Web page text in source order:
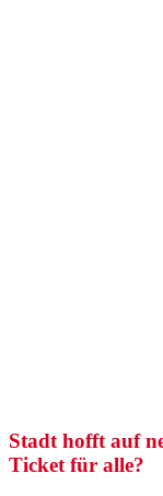
Stadt hofft auf
Ticket für alle?